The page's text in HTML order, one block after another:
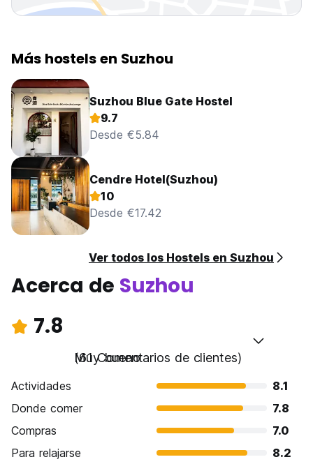
Más hostels en Suzhou
Suzhou Blue Gate Hostel
9.7
Desde €5.84
Cendre Hotel(Suzhou)
10
Desde €17.42
Ver todos los Hostels en Suzhou
Acerca de Suzhou
7.8
Muy bueno
(61 Comentarios de clientes)
Actividades
8.1
Donde comer
7.8
Compras
7.0
Para relajarse
8.2